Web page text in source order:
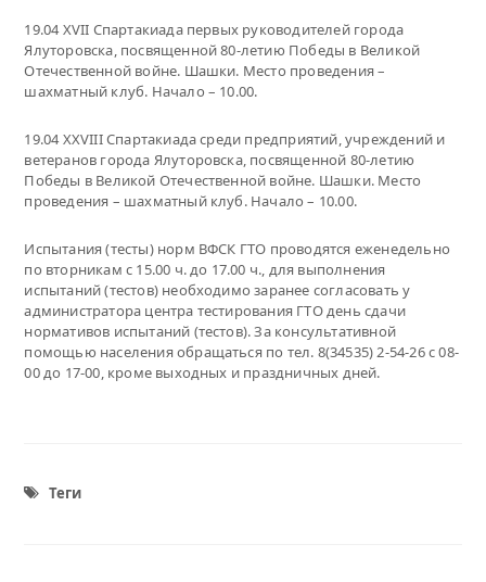
19.04 XVII Спартакиада первых руководителей города
Ялуторовска, посвященной 80-летию Победы в Великой
Отечественной войне. Шашки. Место проведения –
шахматный клуб. Начало – 10.00.
19.04 XXVIII Спартакиада среди предприятий, учреждений и
ветеранов города Ялуторовска, посвященной 80-летию
Победы в Великой Отечественной войне. Шашки. Место
проведения – шахматный клуб. Начало – 10.00.
Испытания (тесты) норм ВФСК ГТО проводятся еженедельно
по вторникам с 15.00 ч. до 17.00 ч., для выполнения
испытаний (тестов) необходимо заранее согласовать у
администратора центра тестирования ГТО день сдачи
нормативов испытаний (тестов). За консультативной
помощью населения обращаться по тел. 8(34535) 2-54-26 с 08-
00 до 17-00, кроме выходных и праздничных дней.
Теги